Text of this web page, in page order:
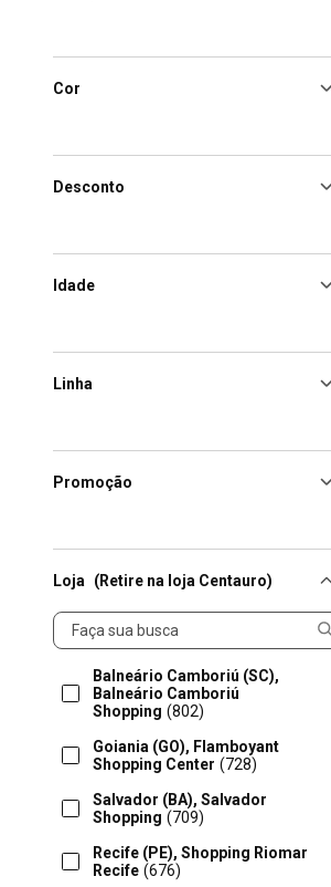
Cor
Desconto
Idade
Linha
Promoção
Loja (Retire na loja Centauro)
Loja
Balneário Camboriú (SC),
Balneário Camboriú
Shopping (802)
Goiania (GO), Flamboyant
Shopping Center (728)
Salvador (BA), Salvador
Shopping (709)
Recife (PE), Shopping Riomar
Recife (676)